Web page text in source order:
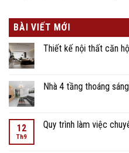
BÀI VIẾT MỚI
Thiết kế nội thất căn
Nhà 4 tầng thoáng
12
Th9
Quy trình làm việc